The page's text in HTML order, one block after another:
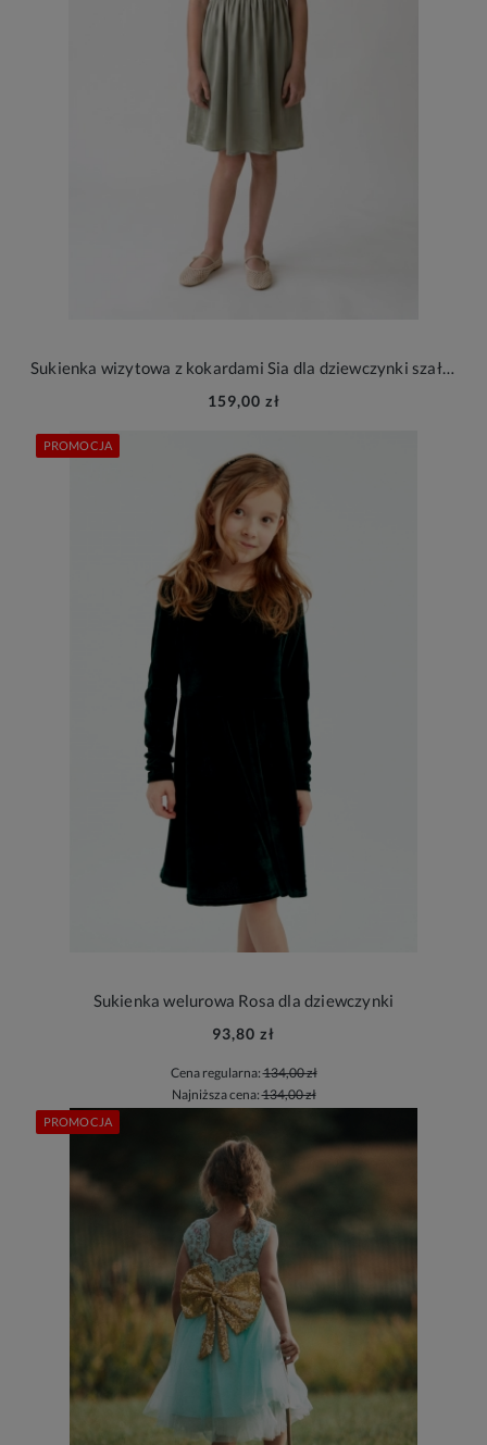
Sukienka wizytowa z kokardami Sia dla dziewczynki szałwiowa na wesele
159,00 zł
Sukienka welurowa Rosa dla dziewczynki
93,80 zł
Cena regularna:134,00 zł
Najniższa cena:134,00 zł
PROMOCJA
PROMOCJA